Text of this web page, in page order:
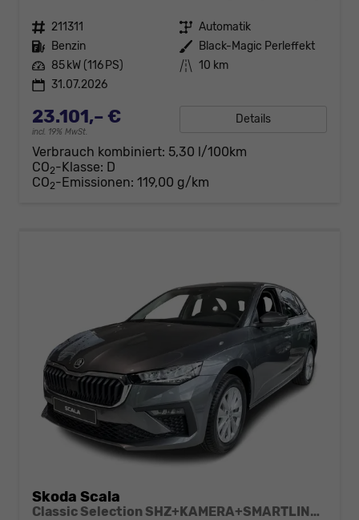
Fahrzeugnr. 211311 Getriebe Automatik
Kraftstoff Benzin Außenfarbe Black-Magic Perleffekt
Leistung 85 kW (116 PS) Kilometerstand 10 km
31.07.2026
23.101,– €
incl. 19% MwSt.
Details
Verbrauch kombiniert: 5,30 l/100km
CO2-Klasse: D
CO2-Emissionen: 119,00 g/km
Skoda Scala
Classic Selection SHZ+KAMERA+SMARTLINK+LED+16" ALU